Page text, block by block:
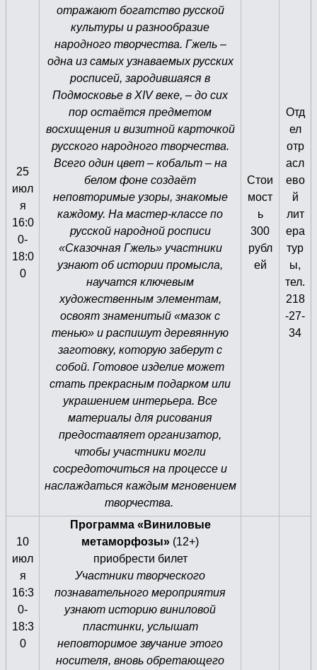
25
июл
я
16:0
0-
18:0
0
отражают богатство русской
культуры и разнообразие
народного творчества. Гжель –
одна из самых узнаваемых русских
росписей, зародившаяся в
Подмосковье в XIV веке, – до сих
пор остаётся предметом
восхищения и визитной карточкой
русского народного творчества.
Всего один цвет – кобальт – на
белом фоне создаёт
неповторимые узоры, знакомые
каждому. На мастер-классе по
русской народной росписи
«Сказочная Гжель» участники
узнают об истории промысла,
научатся ключевым
художественным элементам,
освоят знаменитый «мазок с
тенью» и распишут деревянную
заготовку, которую заберут с
собой. Готовое изделие может
стать прекрасным подарком или
украшением интерьера. Все
материалы для рисования
предоставляет организатор,
чтобы участники могли
сосредоточиться на процессе и
наслаждаться каждым мгновением
творчества.
Стои
мост
ь
300
рубл
ей
Отд
ел
отр
асл
ево
й
лит
ера
тур
ы,
тел.
218
-27-
34
10
июл
я
16:3
0-
18:3
0
Программа «Виниловые
метаморфозы» (12+)
приобрести билет
Участники творческого
познавательного мероприятия
узнают историю виниловой
пластинки, услышат
неповторимое звучание этого
носителя, вновь обретающего